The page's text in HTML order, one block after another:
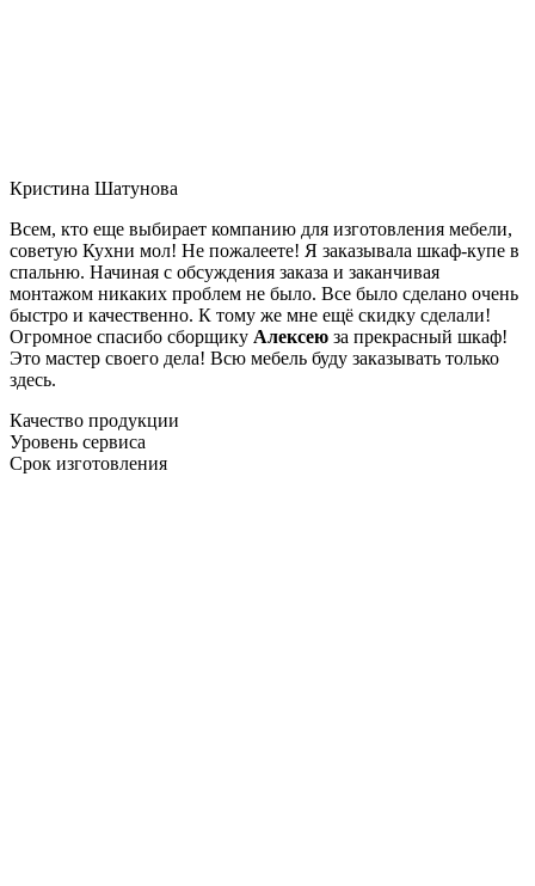
Кристина Шатунова
Всем, кто еще выбирает компанию для изготовления мебели,
советую Кухни мол! Не пожалеете! Я заказывала шкаф-купе в
спальню. Начиная с обсуждения заказа и заканчивая
монтажом никаких проблем не было. Все было сделано очень
быстро и качественно. К тому же мне ещё скидку сделали!
Огромное спасибо сборщику Алексею за прекрасный шкаф!
Это мастер своего дела! Всю мебель буду заказывать только
здесь.
Качество продукции
Уровень сервиса
Срок изготовления